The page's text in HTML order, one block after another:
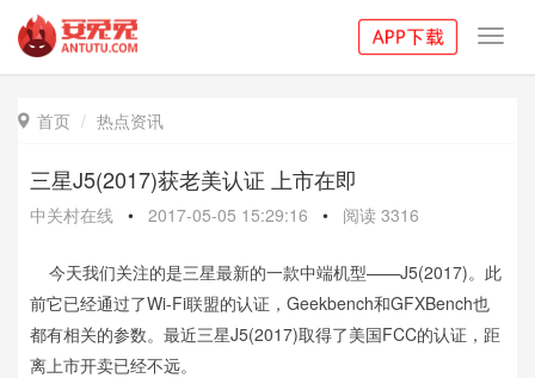
 首页 热点资讯
三星J5(2017)获老美认证 上市在即
中关村在线 • 2017-05-05 15:29:16 • 阅读 3316
今天我们关注的是三星最新的一款中端机型——J5(2017)。此
前它已经通过了Wi-Fi联盟的认证，Geekbench和GFXBench也
都有相关的参数。最近三星J5(2017)取得了美国FCC的认证，距
离上市开卖已经不远。